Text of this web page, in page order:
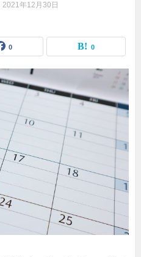
2021年12月30日
0 0